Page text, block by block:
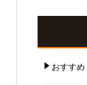
おすすめ